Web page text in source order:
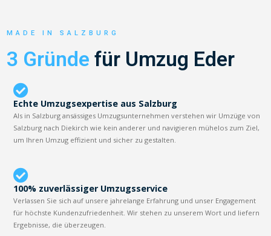
MADE IN SALZBURG
3 Gründe für Umzug Eder
Echte Umzugsexpertise aus Salzburg
Als in Salzburg ansässiges Umzugsunternehmen verstehen wir Umzüge von
Salzburg nach Diekirch wie kein anderer und navigieren mühelos zum Ziel,
um Ihren Umzug effizient und sicher zu gestalten.
100% zuverlässiger Umzugsservice
Verlassen Sie sich auf unsere jahrelange Erfahrung und unser Engagement
für höchste Kundenzufriedenheit. Wir stehen zu unserem Wort und liefern
Ergebnisse, die überzeugen.